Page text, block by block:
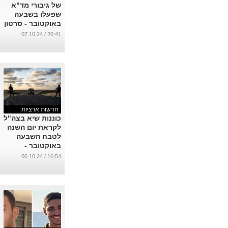
של גיבורי מד"א
שפעלו בשבעה
באוקטובר - סרטון
מרגש בשילוב
...
20:41 / 07.10.24
חדשות ארציות
כוננות שיא בצה"ל
לקראת יום השנה
לטבח השבעה
באוקטובר -
חמאס ינסה
טרור
16:54 / 06.10.24